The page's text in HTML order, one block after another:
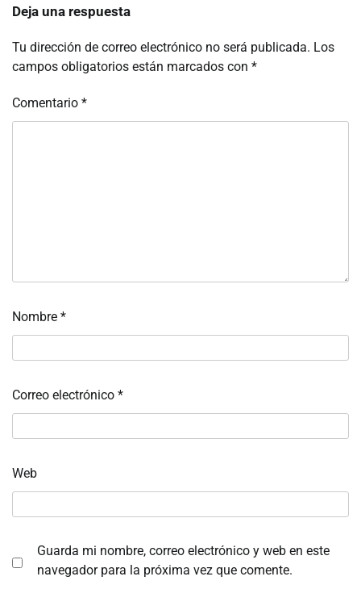
Deja una respuesta
Tu dirección de correo electrónico no será publicada. Los
campos obligatorios están marcados con *
Comentario *
Nombre *
Correo electrónico *
Web
Guarda mi nombre, correo electrónico y web en este
navegador para la próxima vez que comente.